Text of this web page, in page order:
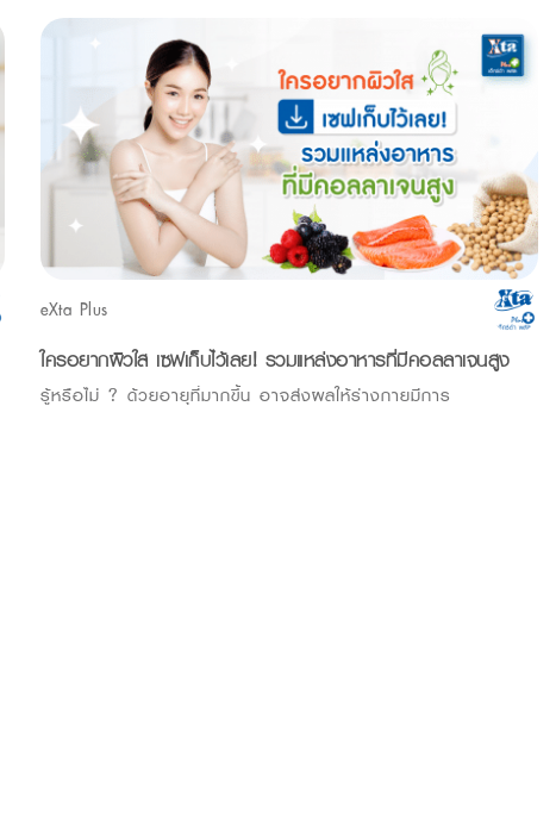
eXta Plus
ใครอยากผิวใส เซฟเก็บไว้เลย! รวมแหล่งอาหารที่มีคอลลาเจนสูง
รู้หรือไม่ ? ด้วยอายุที่มากขึ้น อาจส่งผลให้ร่างกายมีการ